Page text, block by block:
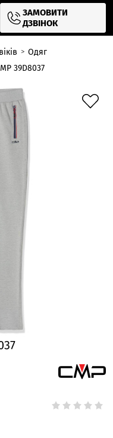
ЗАМОВИТИ
ДЗВІНОК
Одяг
39D8037